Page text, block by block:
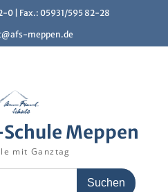
0 | Fax.: 05931/595 82-28
meppen.de
Meppen
mit Ganztag